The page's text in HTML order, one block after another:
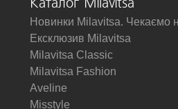
Каталог Milavitsa
Новинки Milavitsa. Чекаємо
Ексклюзив Milavitsa
Milavitsa Classic
Milavitsa Fashion
Aveline
Misstyle